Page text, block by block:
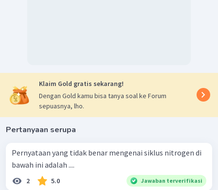
Klaim Gold gratis sekarang!
Dengan Gold kamu bisa tanya soal ke Forum
sepuasnya, lho.
Pertanyaan serupa
Pernyataan yang tidak benar mengenai siklus nitrogen di
bawah ini adalah ....
2 5.0 Jawaban terverifikasi